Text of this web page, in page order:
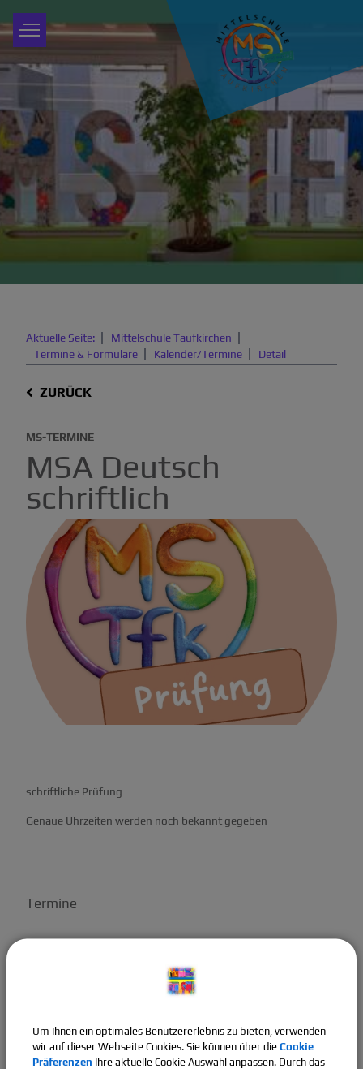
Aktuelle Seite:
Mittelschule Taufkirchen
Termine & Formulare
Kalender/Termine Detail
ZURÜCK
MS-TERMINE
MSA Deutsch
schriftlich
schriftliche Prüfung
Genaue Uhrzeiten werden noch bekannt gegeben
Termine
Um Ihnen ein optimales Benutzererlebnis zu bieten, verwenden
wir auf dieser Webseite Cookies. Sie können über die Cookie
Präferenzen Ihre aktuelle Cookie Auswahl anpassen. Durch das